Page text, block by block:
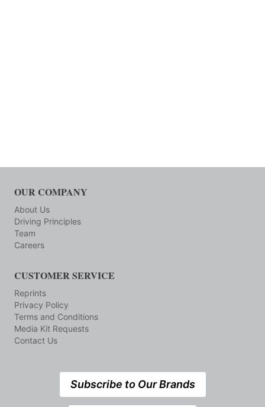
OUR COMPANY
About Us
Driving Principles
Team
Careers
CUSTOMER SERVICE
Reprints
Privacy Policy
Terms and Conditions
Media Kit Requests
Contact Us
Subscribe to Our Brands